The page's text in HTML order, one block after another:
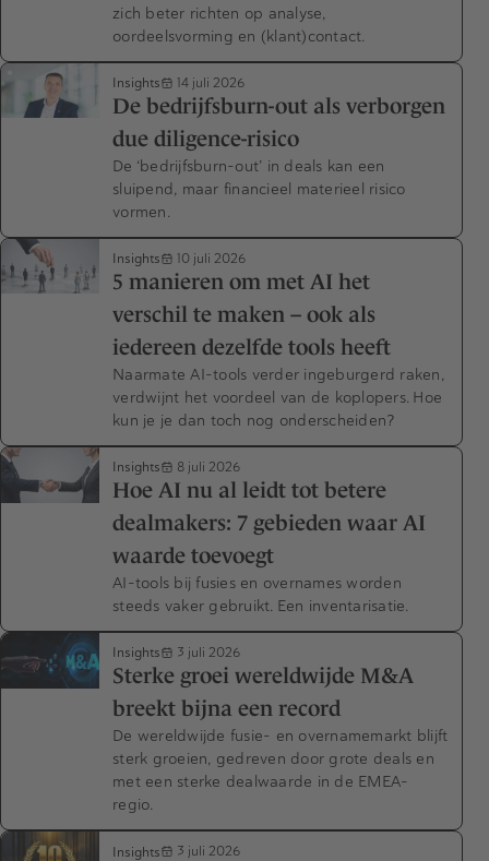
zich beter richten op analyse,
oordeelsvorming en (klant)contact.
Insights 14 juli 2026
De bedrijfsburn-out als verborgen
due diligence-risico
De ‘bedrijfsburn-out’ in deals kan een
sluipend, maar financieel materieel risico
vormen.
Insights 10 juli 2026
5 manieren om met AI het
verschil te maken – ook als
iedereen dezelfde tools heeft
Naarmate AI-tools verder ingeburgerd raken,
verdwijnt het voordeel van de koplopers. Hoe
kun je je dan toch nog onderscheiden?
Insights 8 juli 2026
Hoe AI nu al leidt tot betere
dealmakers: 7 gebieden waar AI
waarde toevoegt
AI-tools bij fusies en overnames worden
steeds vaker gebruikt. Een inventarisatie.
Insights 3 juli 2026
Sterke groei wereldwijde M&A
breekt bijna een record
De wereldwijde fusie- en overnamemarkt blijft
sterk groeien, gedreven door grote deals en
met een sterke dealwaarde in de EMEA-
regio.
Insights 3 juli 2026